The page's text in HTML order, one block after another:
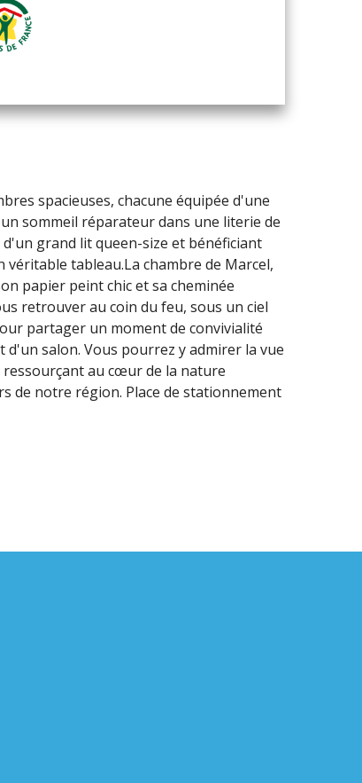
spacieuses, chacune équipée d'une
sommeil réparateur dans une literie de
grand lit queen-size et bénéficiant
tableau.La chambre de Marcel,
papier peint chic et sa cheminée
retrouver au coin du feu, sous un ciel
partager un moment de convivialité
salon. Vous pourrez y admirer la vue
au cœur de la nature
de notre région. Place de stationnement